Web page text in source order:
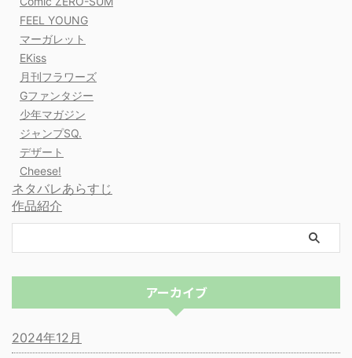
FEEL YOUNG
マーガレット
EKiss
月刊フラワーズ
Gファンタジー
少年マガジン
ジャンプSQ.
デザート
Cheese!
ネタバレあらすじ
作品紹介
アーカイブ
2024年12月